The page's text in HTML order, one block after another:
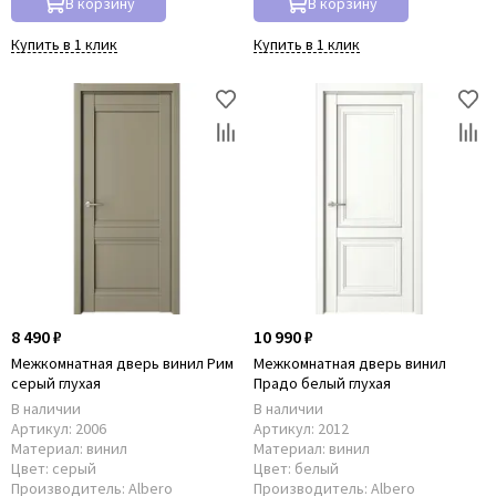
Купить в 1 клик Купить в 1 клик
8 490 ₽
Межкомнатная дверь винил Рим
серый глухая
В наличии
Артикул: 2006
Материал: винил
Цвет: серый
Производитель: Albero
10 990 ₽
Межкомнатная дверь винил
Прадо белый глухая
В наличии
Артикул: 2012
Материал: винил
Цвет: белый
Производитель: Albero